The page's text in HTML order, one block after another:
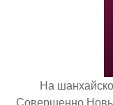
На